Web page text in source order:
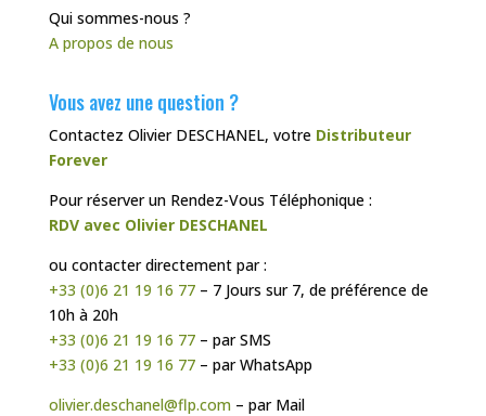
Qui sommes-nous ?
A propos de nous
Vous avez une question ?
Contactez Olivier DESCHANEL, votre Distributeur
Forever
Pour réserver un Rendez-Vous Téléphonique :
RDV avec Olivier DESCHANEL
ou contacter directement par :
+33 (0)6 21 19 16 77– 7 Jours sur 7, de préférence de
10h à 20h
+33 (0)6 21 19 16 77– par SMS
+33 (0)6 21 19 16 77– par WhatsApp
olivier.deschanel@flp.com– par Mail